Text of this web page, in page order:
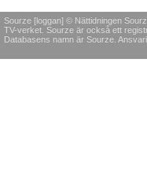
Sourze [loggan] © Nättidningen
TV-verket. Sourze är också ett
Databasens namn är Sourze.